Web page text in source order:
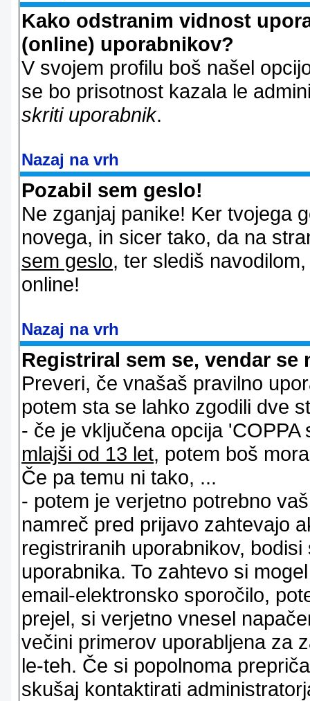
Kako odstranim vidnost
(online) uporabnikov?
V svojem profilu boš našel
se bo prisotnost kazala le
skriti uporabnik.
Nazaj na vrh
Pozabil sem geslo!
Ne zganjaj panike! Ker tvojega
novega, in sicer tako, da na
sem geslo, ter slediš
online!
Nazaj na vrh
Registriral sem se, vendar
Preveri, če vnašaš pravilno
potem sta se lahko zgodili dve
- če je vključena opcija
mlajši od 13 let, potem boš
Če pa temu ni tako, ...
- potem je verjetno potrebno
namreč pred prijavo zahtevajo
registriranih uporabnikov,
uporabnika. To zahtevo si
email-elektronsko sporočilo,
prejel, si verjetno vnesel
večini primerov uporabljena za
le-teh. Če si popolnoma
skušaj kontaktirati